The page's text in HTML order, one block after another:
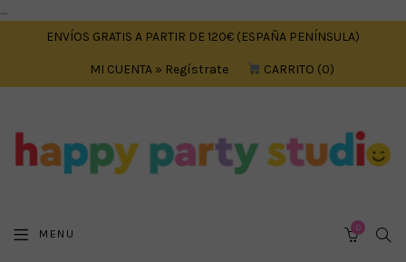
....
ENVÍOS GRATIS A PARTIR DE 120€ (ESPAÑA PENÍNSULA)
MI CUENTA » Regístrate CARRITO 0
MENU 0